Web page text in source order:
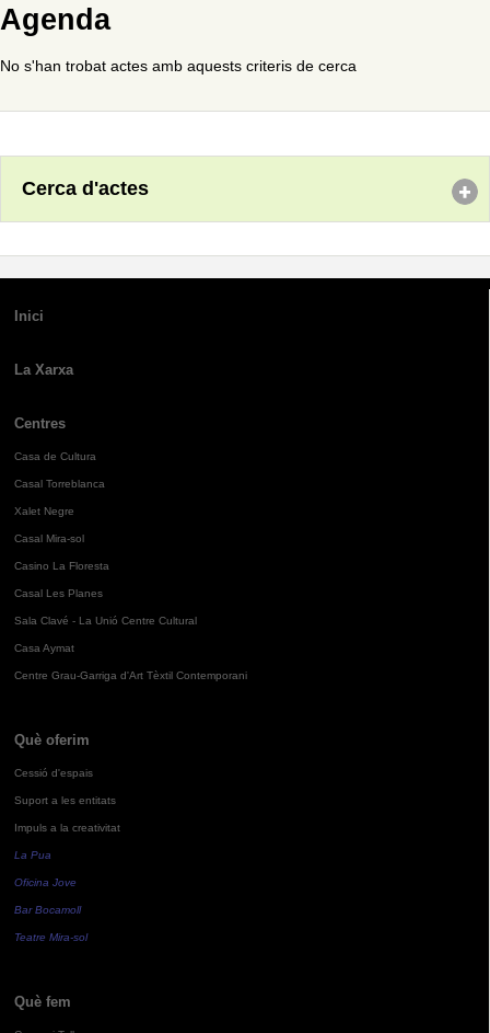
Agenda
No s'han trobat actes amb aquests criteris de cerca
Cerca d'actes
Inici
La Xarxa
Centres
Casa de Cultura
Casal Torreblanca
Xalet Negre
Casal Mira-sol
Casino La Floresta
Casal Les Planes
Sala Clavé - La Unió Centre Cultural
Casa Aymat
Centre Grau-Garriga d'Art Tèxtil Contemporani
Què oferim
Cessió d'espais
Suport a les entitats
Impuls a la creativitat
La Pua
Oficina Jove
Bar Bocamoll
Teatre Mira-sol
Què fem